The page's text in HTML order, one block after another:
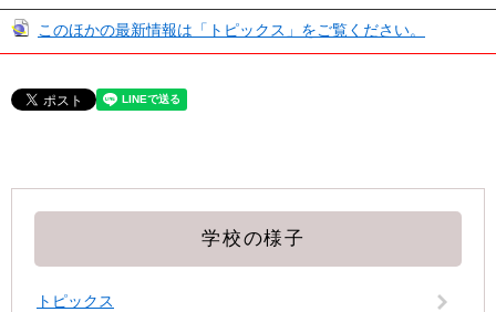
このほかの最新情報は「トピックス」をご覧ください。
学校の様子
トピックス